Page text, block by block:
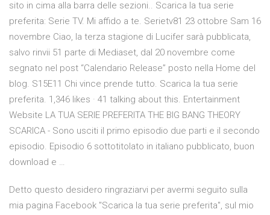
sito in cima alla barra delle sezioni.. Scarica la tua serie
preferita: Serie TV. Mi affido a te. Serietv81 23 ottobre Sam 16
novembre Ciao, la terza stagione di Lucifer sarà pubblicata,
salvo rinvii 51 parte di Mediaset, dal 20 novembre come
segnato nel post “Calendario Release” posto nella Home del
blog. S15E11 Chi vince prende tutto. Scarica la tua serie
preferita. 1,346 likes · 41 talking about this. Entertainment
Website LA TUA SERIE PREFERITA THE BIG BANG THEORY
SCARICA - Sono usciti il primo episodio due parti e il secondo
episodio. Episodio 6 sottotitolato in italiano pubblicato, buon
download e …
Detto questo desidero ringraziarvi per avermi seguito sulla
mia pagina Facebook "Scarica la tua serie preferita", sul mio